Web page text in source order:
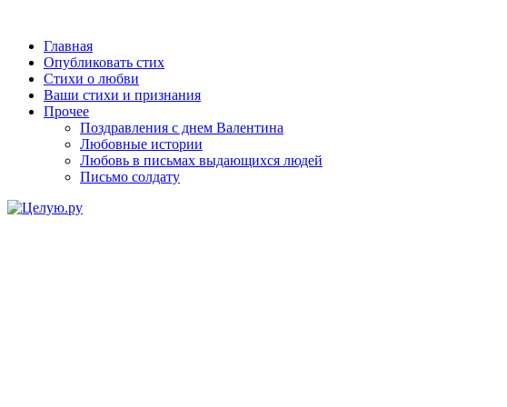
Главная
Опубликовать стих
Стихи о любви
Ваши стихи и признания
Прочее
Поздравления с днем Валентина
Любовные истории
Любовь в письмах выдающихся людей
Письмо солдату